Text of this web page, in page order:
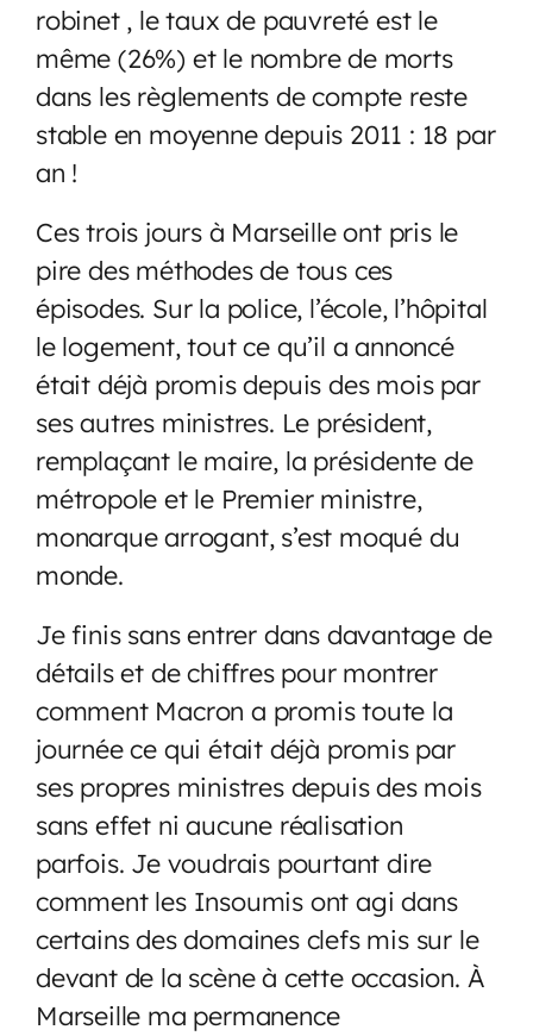
robinet , le taux de pauvreté est le
même (26%) et le nombre de morts
dans les règlements de compte reste
stable en moyenne depuis 2011 : 18 par
an !
Ces trois jours à Marseille ont pris le
pire des méthodes de tous ces
épisodes. Sur la police, l’école, l’hôpital
le logement, tout ce qu’il a annoncé
était déjà promis depuis des mois par
ses autres ministres. Le président,
remplaçant le maire, la présidente de
métropole et le Premier ministre,
monarque arrogant, s’est moqué du
monde.
Je finis sans entrer dans davantage de
détails et de chiffres pour montrer
comment Macron a promis toute la
journée ce qui était déjà promis par
ses propres ministres depuis des mois
sans effet ni aucune réalisation
parfois. Je voudrais pourtant dire
comment les Insoumis ont agi dans
certains des domaines clefs mis sur le
devant de la scène à cette occasion. À
Marseille ma permanence